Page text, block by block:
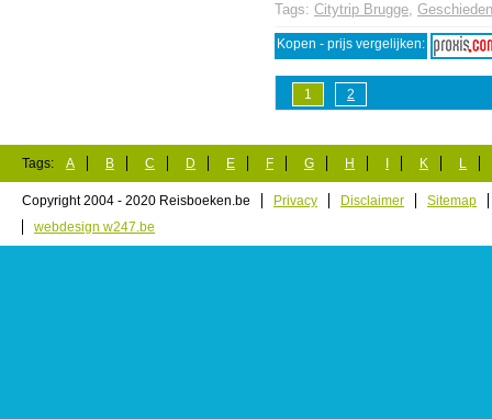
1 2
Tags: Citytrip Brugge,
Kopen - prijs vergelijken:
Tags: A B C D E F G H K L
Copyright 2004 - 2020 Reisboeken.be Privacy Disclaimer
Sitemap
webdesign w247.be